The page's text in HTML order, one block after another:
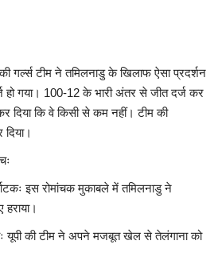
गर्ल्स टीम ने तमिलनाडु के खिलाफ ऐसा प्रदर्शन
हो गया। 100-12 के भारी अंतर से जीत दर्ज कर
दिया कि वे किसी से कम नहीं। टीम की
दिया।
इस रोमांचक मुकाबले में तमिलनाडु ने
यूपी की टीम ने अपने मजबूत खेल से तेलंगाना को